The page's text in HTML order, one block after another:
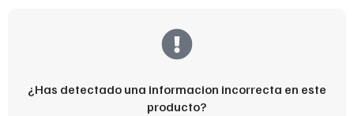
¿Has detectado una informacion incorrecta en este
producto?